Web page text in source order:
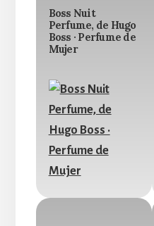
Boss Nuit
Perfume, de Hugo
Boss · Perfume de
Mujer